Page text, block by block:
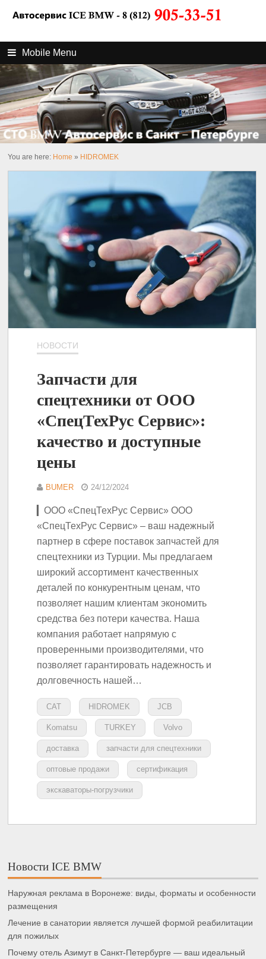
Mobile Menu
You are here: Home » HIDROMEK
НОВОСТИ
Запчасти для
спецтехники от ООО
«СпецТехРус Сервис»:
качество и доступные
цены
BUMER 24/12/2024
▎ООО «СпецТехРус Сервис» ООО
«СпецТехРус Сервис» – ваш надежный
партнер в сфере поставок запчастей для
спецтехники из Турции. Мы предлагаем
широкий ассортимент качественных
деталей по конкурентным ценам, что
позволяет нашим клиентам экономить
средства без потери качества. Наша
компания работает напрямую с
проверенными производителями, что
позволяет гарантировать надежность и
долговечность нашей…
CAT HIDROMEK JCB
Komatsu TURKEY Volvo
доставка запчасти для спецтехники
оптовые продажи сертификация
экскаваторы-погрузчики
Новости ICE BMW
Наружная реклама в Воронеже: виды, форматы и особенности
размещения
Лечение в санатории является лучшей формой реабилитации
для пожилых
Почему отель Азимут в Санкт-Петербурге — ваш идеальный